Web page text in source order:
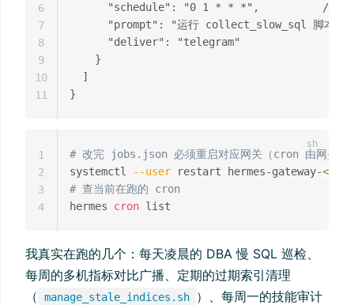
"schedule": "0 1 * * *",          // 每
"prompt": "运行 collect_slow_sql 脚本，
      "deliver": "telegram"
    }
  ]
6
7
8
9
10
11
# 改完 jobs.json 必须重启对应网关（cron 由网关进
systemctl
--user restart hermes-gateway-<
# 查当前在跑的 cron
hermes cron
1
2
3
4
我真实在跑的几个：每天凌晨的 DBA 慢 SQL 巡检、
每周的多机指标对比广播、定期的过期索引清理
（
manage_stale_indices.sh
）、每周一的技能审计